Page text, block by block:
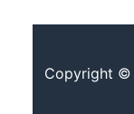
Copyright ©